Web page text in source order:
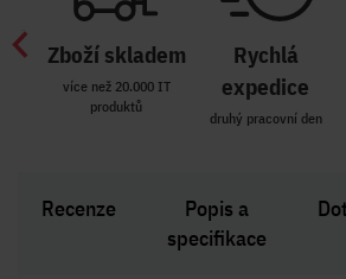
Zboží skladem
více než 20.000 IT
produktů
Rychlá
expedice
druhý pracovní den
Recenze
Popis a
specifikace